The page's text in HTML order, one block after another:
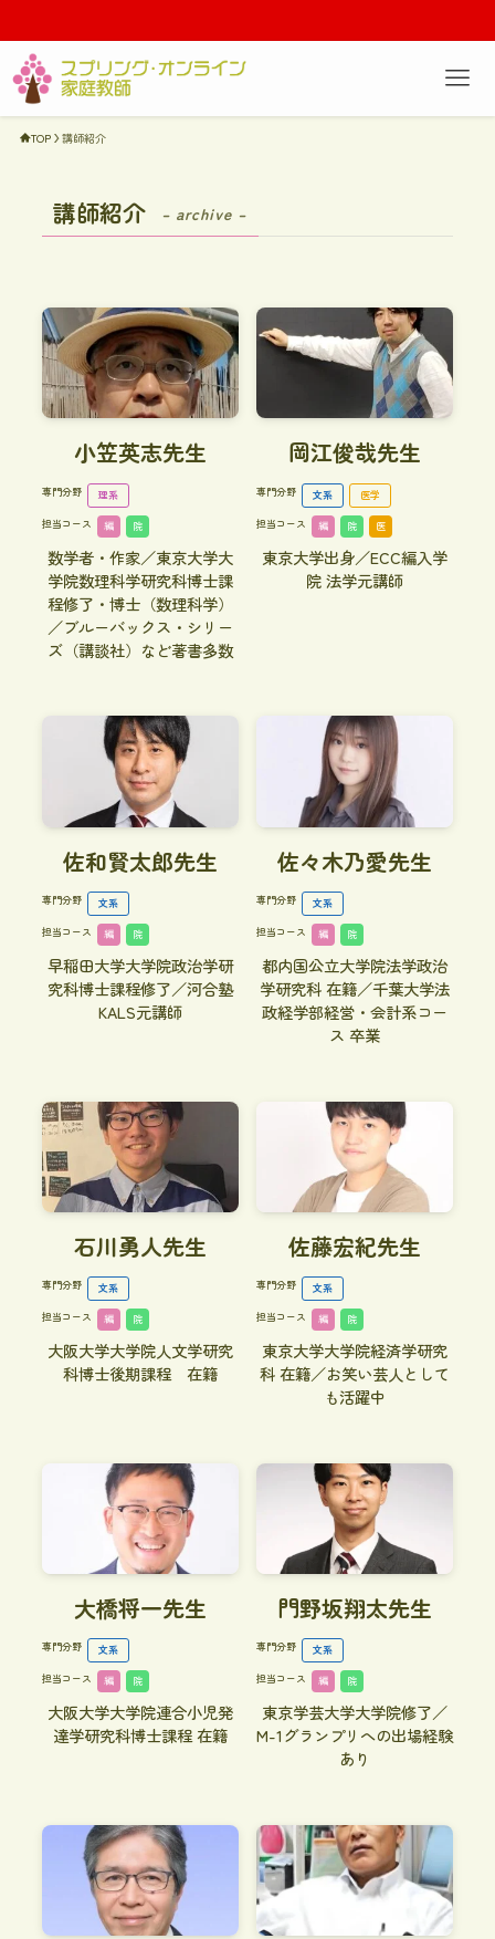
TOP 講師紹介
講師紹介 – archive –
小笠英志先生
専門分野
理系
担当コース
編 院
数学者・作家／東京大学大
学院数理科学研究科博士課
程修了・博士（数理科学）
／ブルーバックス・シリー
ズ（講談社）など著書多数
岡江俊哉先生
専門分野 文系
医学
担当コース
編 院 医
東京大学出身／ECC編入学
院 法学元講師
佐和賢太郎先生
専門分野
文系
担当コース
編 院
早稲田大学大学院政治学研
究科博士課程修了／河合塾
KALS元講師
佐々木乃愛先生
専門分野
文系
担当コース
編 院
都内国公立大学院法学政治
学研究科 在籍／千葉大学法
政経学部経営・会計系コー
ス 卒業
石川勇人先生
専門分野
文系
担当コース
編 院
大阪大学大学院人文学研究
科博士後期課程 在籍
佐藤宏紀先生
専門分野
文系
担当コース
編 院
東京大学大学院経済学研究
科 在籍／お笑い芸人として
も活躍中
大橋将一先生
専門分野
文系
担当コース
編 院
大阪大学大学院連合小児発
達学研究科博士課程 在籍
門野坂翔太先生
専門分野
文系
担当コース
編 院
東京学芸大学大学院修了／
M-1グランプリへの出場経験
あり